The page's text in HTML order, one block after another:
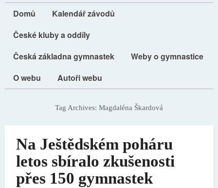
Domů
Kalendář závodů
České kluby a oddíly
Česká základna gymnastek
Weby o gymnastice
O webu
Autoři webu
Tag Archives: Magdaléna Škardová
Na Ještědském poháru
letos sbíralo zkušenosti
přes 150 gymnastek